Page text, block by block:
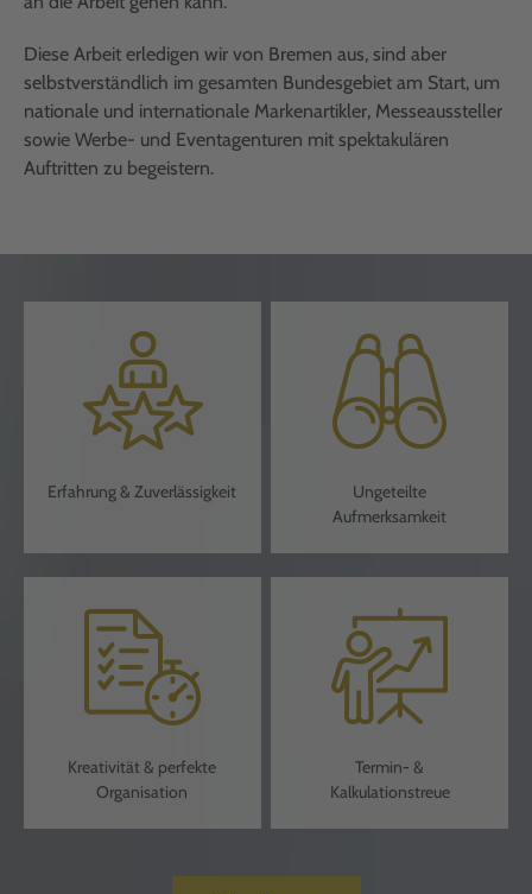
Diese Arbeit erledigen wir von Bremen aus, sind aber
selbstverständlich im gesamten Bundesgebiet am Start, um
nationale und internationale Markenartikler, Messeaussteller
sowie Werbe- und Eventagenturen mit spektakulären
Auftritten zu begeistern.
Erfahrung & Zuverlässigkeit
Ungeteilte
Aufmerksamkeit
Kreativität & perfekte
Organisation
Termin- &
Kalkulationstreue